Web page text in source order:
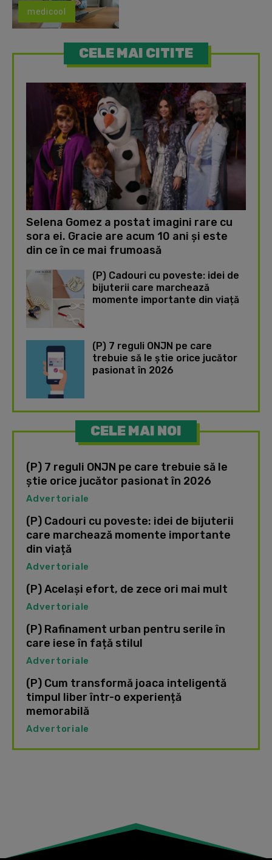
medicool
CELE MAI CITITE
Selena Gomez a postat imagini rare cu
sora ei. Gracie are acum 10 ani și este
din ce în ce mai frumoasă
(P) Cadouri cu poveste: idei de
bijuterii care marchează
momente importante din viață
(P) 7 reguli ONJN pe care
trebuie să le știe orice jucător
pasionat în 2026
CELE MAI NOI
(P) 7 reguli ONJN pe care trebuie să le
știe orice jucător pasionat în 2026
Advertoriale
(P) Cadouri cu poveste: idei de bijuterii
care marchează momente importante
din viață
Advertoriale
(P) Același efort, de zece ori mai mult
Advertoriale
(P) Rafinament urban pentru serile în
care iese în față stilul
Advertoriale
(P) Cum transformă joaca inteligentă
timpul liber într-o experiență
memorabilă
Advertoriale